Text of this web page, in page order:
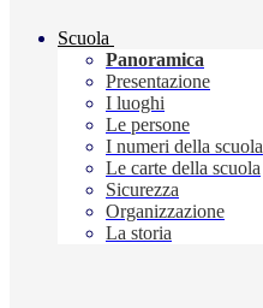
Scuola
Panoramica
Presentazione
I luoghi
Le persone
I numeri della scuola
Le carte della scuola
Sicurezza
Organizzazione
La storia